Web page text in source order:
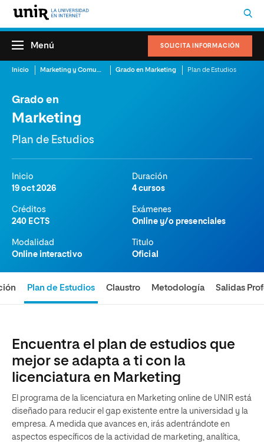
SOLICITA INFORMACIÓN
Menú
Inicio Marketing y Comunicación Grado en Marketing Plan de Estudios
Grado en
Marketing
Plan de Estudios
Inicio
19 oct 2026
Duración
4 cursos
Créditos
240 ECTS
Exámenes
Online y/o presenciales
Modalidad
Online interactivo
Titulo
Oficial
Plan de Estudios Claustro Metodología Salidas
Encuentra el plan de estudios que
mejor se adapta a ti con la
licenciatura en Marketing
El programa de la licenciatura en Marketing online de UNIR está
diseñado para reducir el gap existente entre la universidad y la
empresa. A medida que avances en, irás adentrándote en
aspectos específicos de la actividad de marketing, analítica,